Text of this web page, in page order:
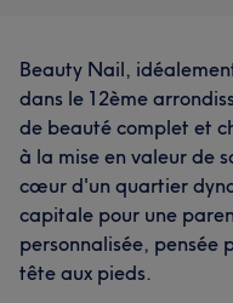
Beauty Nail,
dans le 12ème
de beauté complet et
à la mise en valeur de
cœur d'un quartier
capitale pour une
personnalisée, pensée
tête aux pieds.